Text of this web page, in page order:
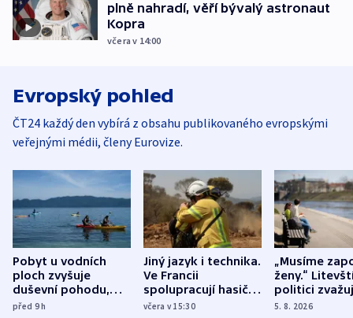
plně nahradí, věří bývalý astronaut
Kopra
včera v 14:00
Evropský pohled
ČT24 každý den vybírá z obsahu publikovaného evropskými
veřejnými médii, členy Eurovize.
Pobyt u vodních
ploch zvyšuje
duševní pohodu,
ukázala
před 9h
Jiný jazyk i technika.
Ve Francii
spolupracují hasiči z
různých zemí
včera v 15:30
„Musíme
ženy.“
politici
dohodu o
5. 8. 2026